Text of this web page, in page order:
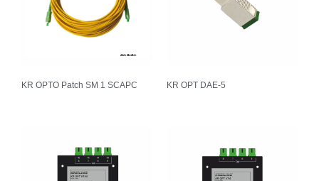
KR OPTO Patch SM 1 SCAPC KR OPT DAE-5